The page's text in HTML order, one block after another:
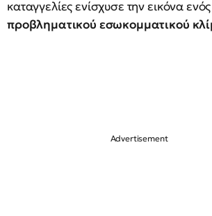
καταγγελίες ενίσχυσε την εικόνα ενός
προβληματικού εσωκομματικού